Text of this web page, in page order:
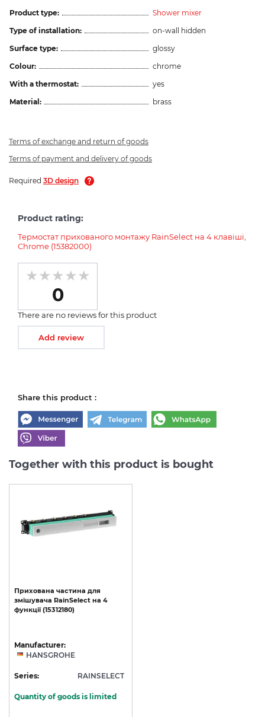
Product type:
Shower mixer
Type of installation:
on-wall hidden
Surface type:
glossy
Colour:
chrome
With a thermostat:
yes
Material:
brass
Terms of exchange and return of goods
Terms of payment and delivery of goods
Required 3D design
Product rating:
Термостат прихованого монтажу RainSelect на 4 клавіші,
Chrome (15382000)
0
There are no reviews for this product
Add review
Share this product :
Together with this product is bought
Прихована частина для
змішувача RainSelect на 4
функції (15312180)
Manufacturer:
HANSGROHE
Series: RAINSELECT
Quantity of goods is limited